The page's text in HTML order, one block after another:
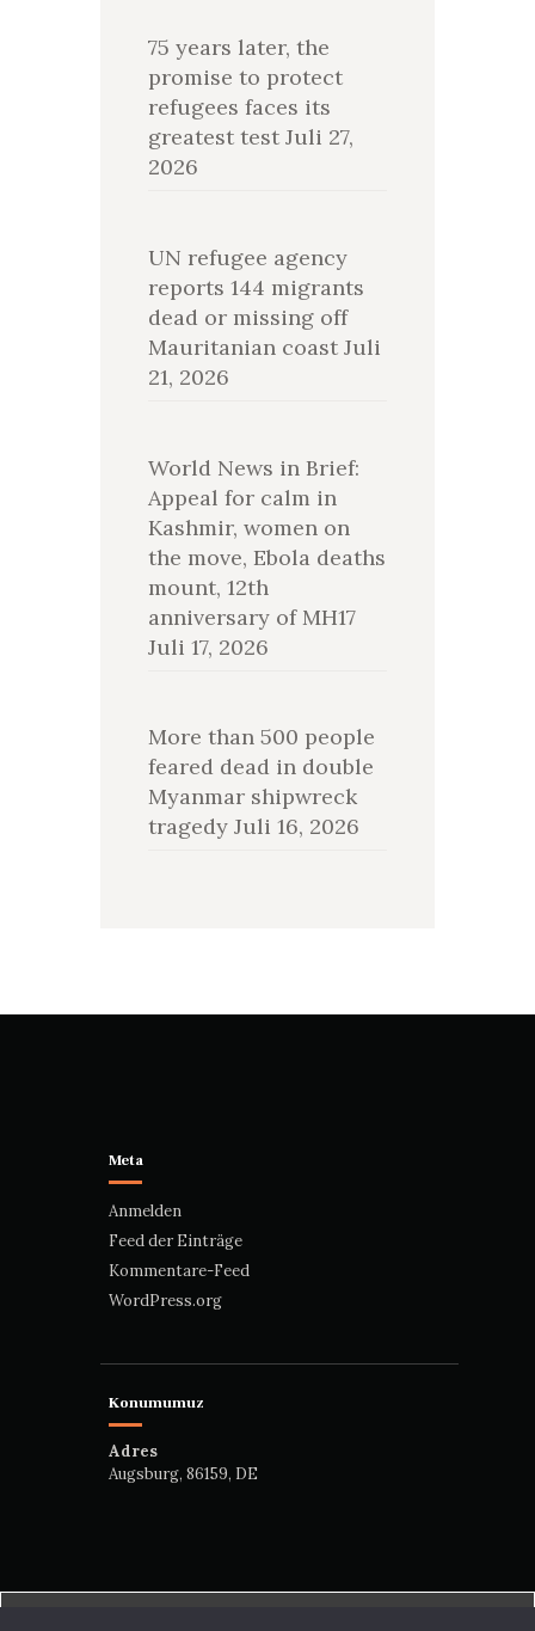
75 years later, the
promise to protect
refugees faces its
greatest test Juli 27,
2026
UN refugee agency
reports 144 migrants
dead or missing off
Mauritanian coast Juli
21, 2026
World News in Brief:
Appeal for calm in
Kashmir, women on
the move, Ebola deaths
mount, 12th
anniversary of MH17
Juli 17, 2026
More than 500 people
feared dead in double
Myanmar shipwreck
tragedy Juli 16, 2026
Meta
Anmelden
Feed der Einträge
Kommentare-Feed
WordPress.org
Konumumuz
Adres
Augsburg, 86159, DE